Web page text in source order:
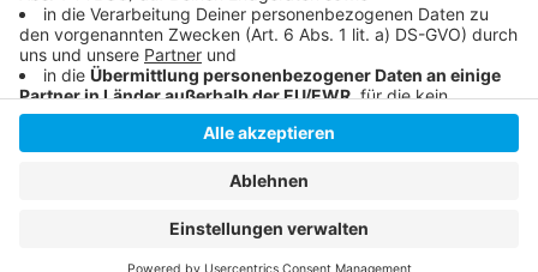
Anzeige